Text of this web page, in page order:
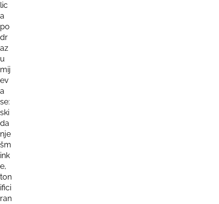
lic
a
po
dr
az
u
mij
ev
a
se:
ski
da
nje
šm
ink
e,
ton
ifici
ran